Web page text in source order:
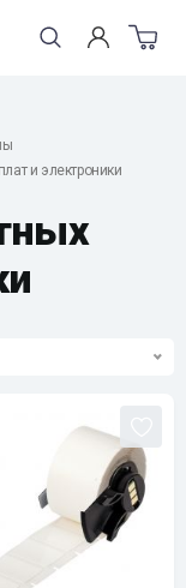
и электроники